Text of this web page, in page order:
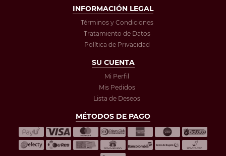
INFORMACIÓN LEGAL
Términos y Condiciones
Tratamiento de Datos
Política de Privacidad
SU CUENTA
Mi Perfil
Mis Pedidos
Lista de Deseos
MÉTODOS DE PAGO